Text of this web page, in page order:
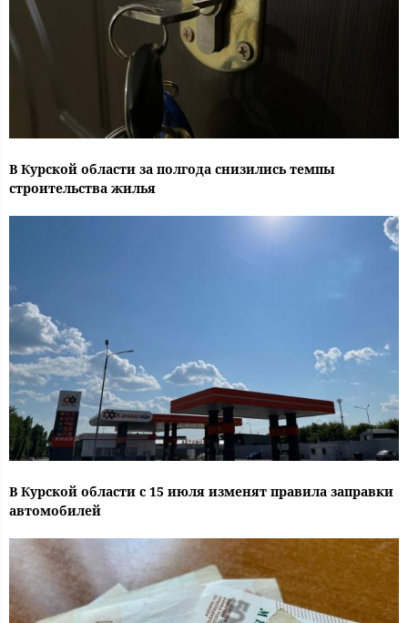
В Курской области за полгода снизились темпы
строительства жилья
В Курской области с 15 июля изменят правила заправки
автомобилей